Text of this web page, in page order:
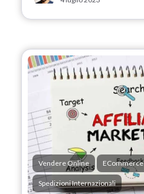
Vendere Online ECommerce
Spedizioni Internazionali